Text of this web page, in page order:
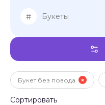
# Букеты
Букет без повода
Сортировать